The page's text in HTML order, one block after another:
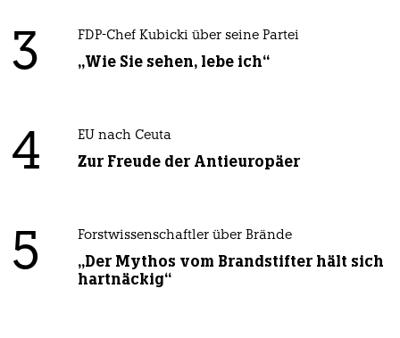
3 FDP-Chef Kubicki über seine Partei
„Wie Sie sehen, lebe ich“
4 EU nach Ceuta
Zur Freude der Antieuropäer
5 Forstwissenschaftler über Brände
„Der Mythos vom Brandstifter hält sich
hartnäckig“